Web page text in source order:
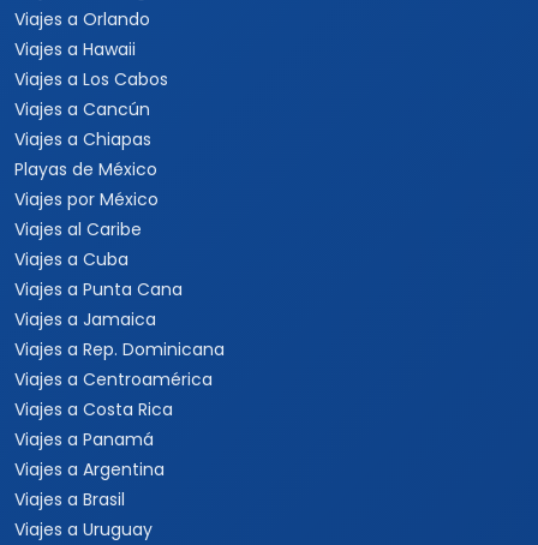
Viajes al Caribe
Viajes a Cuba
Viajes a Punta Cana
Viajes a Jamaica
Viajes a Rep. Dominicana
Viajes a Centroamérica
Viajes a Costa Rica
Viajes a Panamá
Viajes a Argentina
Viajes a Brasil
Viajes a Uruguay
Tours Europa 15 Días
Viajes a Italia
Viajes a España
Viajes a Grecia
Viajes a Turquía
Viajes a Egipto
Viajes a Medio Oriente